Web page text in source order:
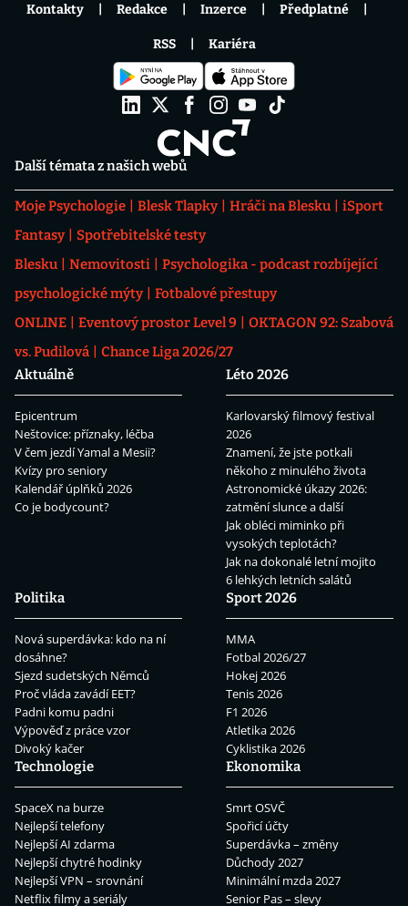
Další témata z našich webů
Moje Psychologie Blesk Tlapky Hráči na Blesku
iSport
Fantasy
Spotřebitelské testy
Blesku
Nemovitosti
Psychologika - podcast rozbíjející
psychologické mýty
Fotbalové přestupy
ONLINE
Eventový prostor Level 9
OKTAGON 92: Szabová
vs. Pudilová
Chance Liga 2026/27
Aktuálně
Epicentrum
Neštovice: příznaky, léčba
V čem jezdí Yamal a Mesii?
Kvízy pro seniory
Kalendář úplňků 2026
Co je bodycount?
Léto 2026
Karlovarský filmový festival
2026
Znamení, že jste potkali
někoho z minulého života
Astronomické úkazy 2026:
zatmění slunce a další
Jak obléci miminko při
vysokých teplotách?
Jak na dokonalé letní mojito
6 lehkých letních salátů
Politika
Nová superdávka: kdo na ní
dosáhne?
Sjezd sudetských Němců
Proč vláda zavádí EET?
Padni komu padni
Výpověď z práce vzor
Divoký kačer
Sport 2026
MMA
Fotbal 2026/27
Hokej 2026
Tenis 2026
F1 2026
Atletika 2026
Cyklistika 2026
Technologie
SpaceX na burze
Nejlepší telefony
Nejlepší AI zdarma
Nejlepší chytré hodinky
Nejlepší VPN – srovnání
Netflix filmy a seriály
Ekonomika
Smrt OSVČ
Spořicí účty
Superdávka – změny
Důchody 2027
Minimální mzda 2027
Senior Pas – slevy
Kontakty Redakce Inzerce Předplatné
RSS Kariéra